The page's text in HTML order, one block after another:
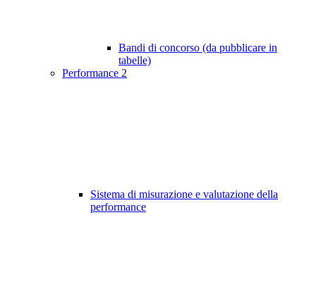
Bandi di concorso (da pubblicare in
tabelle)
Performance 2
Sistema di misurazione e valutazione della
performance